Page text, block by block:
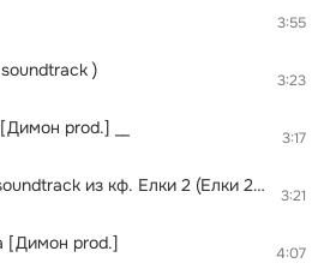
3:55
) 3:23
prod.] __ 3:17
Позвони мне [ soundtrack из кф. Елки 2 (Елки 2012)] 3:21
[Димон prod.] 4:07